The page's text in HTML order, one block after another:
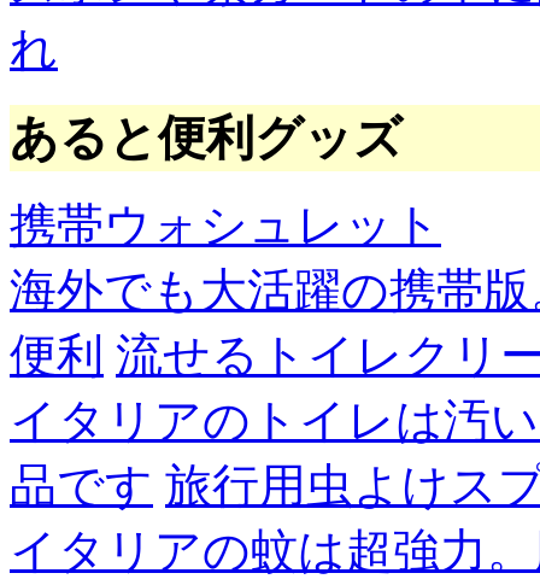
れ
あると便利グッズ
携帯ウォシュレット
海外でも大活躍の携帯
便利 流せるトイレクリ
イタリアのトイレは汚
品です 旅行用虫よけス
イタリアの蚊は超強力